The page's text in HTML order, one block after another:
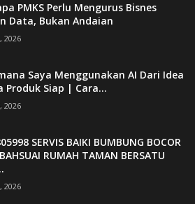
PMKS Perlu Mengurus Bisnes
Data, Bukan Andaian
2026
Saya Menggunakan AI Dari Idea
Produk Siap | Cara...
2026
SERVIS BAIKI BUMBUNG BOCOR
RUMAH TAMAN BERSATU
2026